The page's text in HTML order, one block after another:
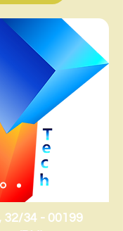
32/34 - 00199